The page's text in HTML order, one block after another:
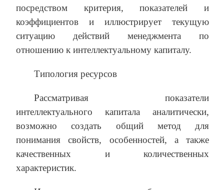
посредством критерия, показателей и
коэффициентов и иллюстрирует текущую
ситуацию действий менеджмента по
отношению к интеллектуальному капиталу.
Типология ресурсов
Рассматривая показатели
интеллектуального капитала аналитически,
возможно создать общий метод для
понимания свойств, особенностей, а также
качественных и количественных
характеристик.